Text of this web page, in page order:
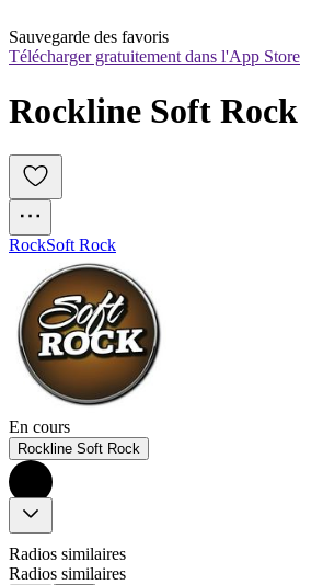
Sauvegarde des favoris
Télécharger gratuitement dans l'App Store
Rockline Soft Rock
RockSoft Rock
En cours
Rockline Soft Rock
Radios similaires
Radios similaires